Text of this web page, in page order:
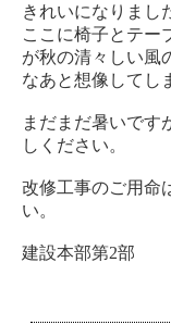
きれいになりまし
ここに椅子とテー
が秋の清々しい風
なあと想像してし
まだまだ暑いです
しください。
改修工事のご用命
い。
建設本部第2部